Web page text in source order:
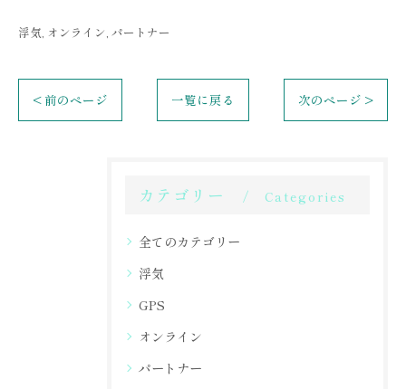
浮気 オンライン パートナー
< 前のページ 一覧に戻る 次のページ >
カテゴリー Categories
全てのカテゴリー
浮気
GPS
オンライン
パートナー